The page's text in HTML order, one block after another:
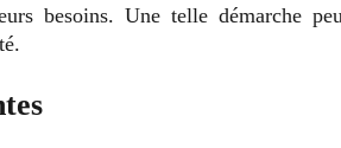
besoins. Une telle démarche